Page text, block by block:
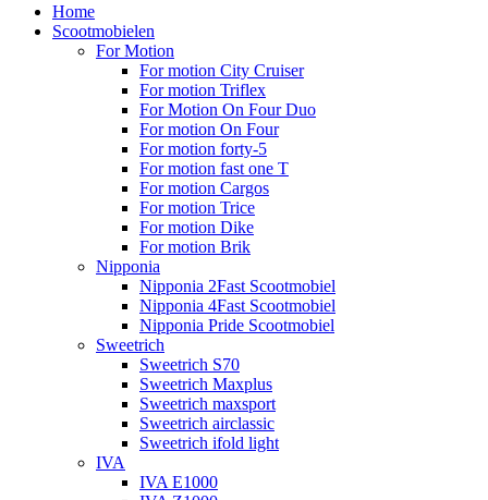
Home
Scootmobielen
For Motion
For motion City Cruiser
For motion Triflex
For Motion On Four Duo
For motion On Four
For motion forty-5
For motion fast one T
For motion Cargos
For motion Trice
For motion Dike
For motion Brik
Nipponia
Nipponia 2Fast Scootmobiel
Nipponia 4Fast Scootmobiel
Nipponia Pride Scootmobiel
Sweetrich
Sweetrich S70
Sweetrich Maxplus
Sweetrich maxsport
Sweetrich airclassic
Sweetrich ifold light
IVA
IVA E1000